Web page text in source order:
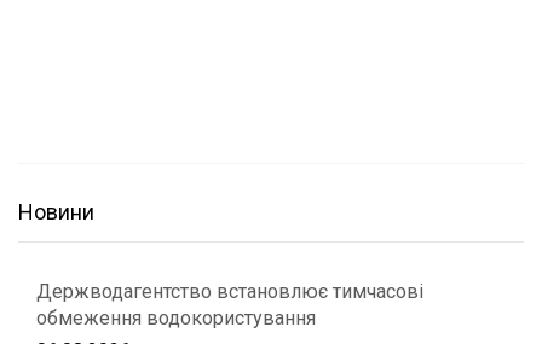
Новини
Держводагентство встановлює тимчасові
обмеження водокористування